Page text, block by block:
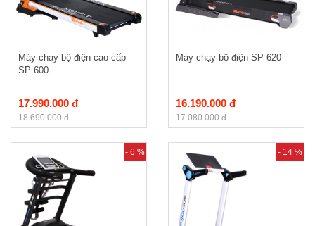
Máy chạy bộ điện cao cấp
SP 600
17.990.000 đ
18.690.000 đ
Máy chạy bộ điện SP 620
16.190.000 đ
17.080.000 đ
- 6 % - 14 %